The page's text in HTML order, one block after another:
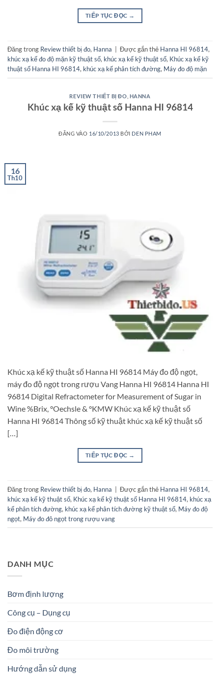
TIẾP TỤC ĐỌC →
Đăng trong Review thiết bị đo, Hanna Được gắn thẻ Hanna HI 96814,
khúc xạ kế đo độ mặn kỹ thuật số, khúc xạ kế kỹ thuật số, Khúc xạ kế kỹ
thuật số Hanna HI 96814, khúc xạ kế phân tích đường, Máy đo độ mặn
REVIEW THIẾT BỊ ĐO HANNA
Khúc xạ kế kỹ thuật số Hanna HI 96814
ĐĂNG VÀO 16/10/2013 BỞI DEN PHAM
16
Th10
Khúc xạ kế kỹ thuật số Hanna HI 96814 Máy đo độ ngọt,
máy đo độ ngọt trong rượu Vang Hanna HI 96814 Hanna HI
96814 Digital Refractometer for Measurement of Sugar in
Wine %Brix, °Oechsle & °KMW Khúc xạ kế kỹ thuật số
Hanna HI 96814 Thông số kỹ thuật khúc xạ kế kỹ thuật số
[…]
TIẾP TỤC ĐỌC →
Đăng trong Review thiết bị đo, Hanna Được gắn thẻ Hanna HI 96814,
khúc xạ kế kỹ thuật số, Khúc xạ kế kỹ thuật số Hanna HI 96814, khúc xạ
kế phân tích đường, khúc xạ kế phân tích đường kỹ thuật số, Máy đo độ
ngọt, Máy đo đô ngọt trong rượu vang
DANH MỤC
Bơm định lượng
Công cụ – Dụng cụ
Đo điện động cơ
Đo môi trường
Hướng dẫn sử dụng